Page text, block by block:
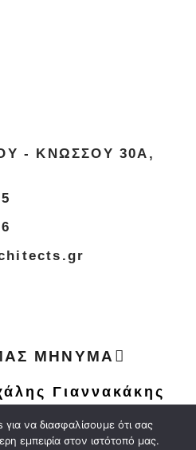
- ΚΝΩΣΣΟΥ 30Α,
ΜΗΝΥΜΑ
Γιαννακάκης
να διασφαλίσουμε ότι σας
εμπειρία στον ιστότοπό μας.